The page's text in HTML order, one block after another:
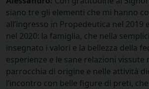
siano tre gli elementi che mi hanno
all’ingresso in Propedeutica nel 2019
nel 2020: la famiglia, che nella
insegnato i valori e la bellezza della
esperienze e le sane relazioni vissute
parrocchia di origine e nelle attività
l’incontro con belle figure di preti,